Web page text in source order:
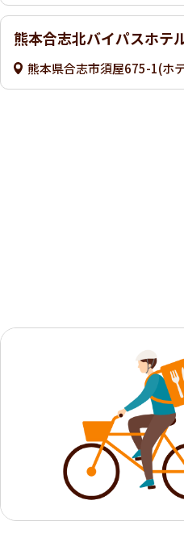
熊本合志北バイパスホテ
熊本県合志市須屋675-1(ホ